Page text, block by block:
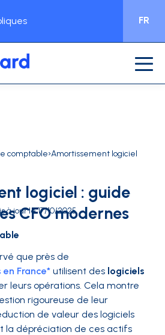
FR
comptable›Amortissement logiciel
logiciel : guide
CFO modernes
à jour le 17/10/2025
que près de
France* utilisent des logiciels
leurs opérations. Cela montre
rigoureuse de leur
de valeur des logiciels
dépréciation de ces actifs